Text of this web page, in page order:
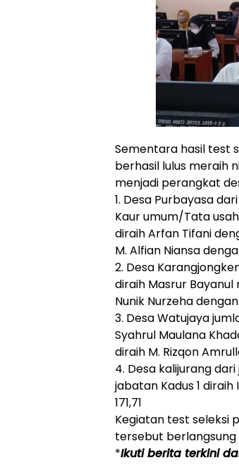
Sementara hasil test
berhasil lulus meraih
menjadi perangkat
1. Desa Purbayasa
Kaur umum/Tata
diraih Arfan Tifani
M. Alfian Niansa
2. Desa
diraih Masrur Bayanul
Nunik Nurzeha dengan
3. Desa Watujaya
Syahrul Maulana
diraih M. Rizqon
4. Desa kalijurang
jabatan Kadus 1
171,71
Kegiatan test seleksi
tersebut
*Ikuti berita terkini